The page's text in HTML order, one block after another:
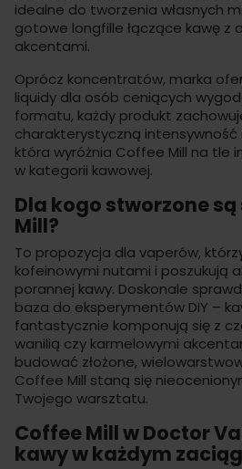
idealne do tworzenia własnych
gotowe longfille łączące kawę z
akcentami.
Oprócz koncentratów, marka
liquidy dla osób ceniących
formatu, każdy produkt
charakterystyczną
która wyróżnia Coffee Mill na tle
w kategorii kawowej.
Dla kogo stworzone
Mill?
To propozycja dla vaperów,
kofeinowymi nutami i poszukują
porannej kawy. Doskonale
baza do eksperymentów DIY –
fantastycznie komponują się z
wanilią czy karmelowymi
budować złożone,
Coffee Mill staną się
Twojego warsztatu.
Coffee Mill w Doctor
kawy w każdym